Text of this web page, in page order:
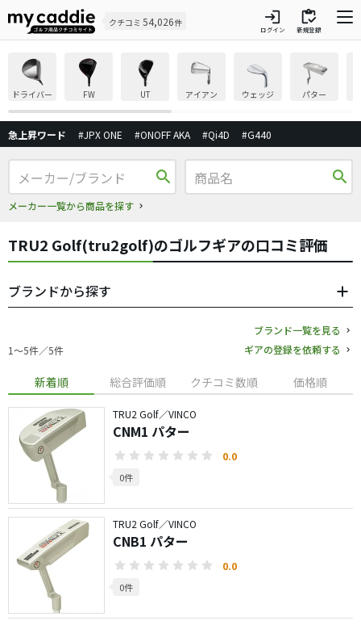
クチコミ 54,026件 login
ログイン
inventory
新規登録
ドライバー FW UT アイアン ウェッジ パター
急上昇ワード #JPX ONE #ONOFF AKA #Qi4D #G440
search
メーカー一覧から商品を探す
search
TRU2 Golf(tru2golf)のゴルフギアの口コミ評価
ブランドから探す
1〜5件／5件
ブランド一覧を見る
ギアの登録を依頼する
新着順 総合評価順 クチコミ数順 価格順
TRU2 Golf／VINCO
CNM1 パター
0.0
0件
TRU2 Golf／VINCO
CNB1 パター
0.0
0件